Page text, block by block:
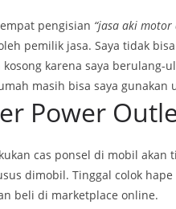
pengisian “jasa aki motor
pemilik jasa. Saya tidak
karena saya berulang-
masih bisa saya
Power
cas ponsel di mobil
dimobil. Tinggal colok
beli di marketplace online.